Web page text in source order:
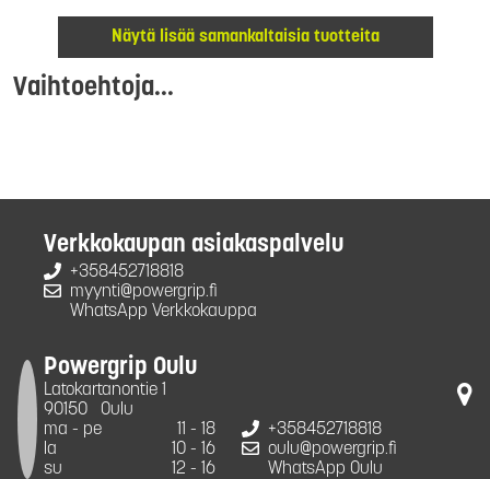
Näytä lisää samankaltaisia tuotteita
Vaihtoehtoja...
Verkkokaupan asiakaspalvelu
+358452718818
myynti@powergrip.fi
WhatsApp Verkkokauppa
Powergrip Oulu
Latokartanontie 1
90150
Oulu
ma - pe
11 - 18
la
10 - 16
su
12 - 16
+358452718818
oulu@powergrip.fi
WhatsApp Oulu